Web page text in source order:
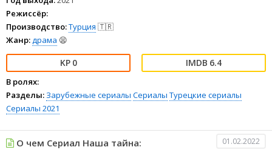
Режиссёр:
Производство:Турция 🇹🇷
Жанр:драма 😫
0 6.4
В ролях:
Разделы: Зарубежные сериалы Сериалы Турецкие сериалы
Сериалы 2021
О чем Сериал Наша тайна: 01.02.2022